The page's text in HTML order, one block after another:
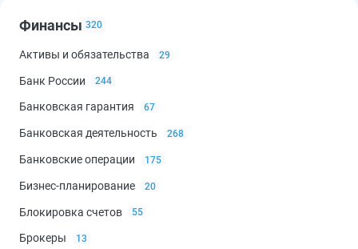
Финансы 320
Активы и обязательства 29
Банк России 244
Банковская гарантия 67
Банковская деятельность 268
Банковские операции 175
Бизнес-планирование 20
Блокировка счетов 55
Брокеры 13